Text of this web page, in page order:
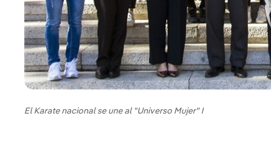
El Karate nacional se une al "Universo Mujer" I